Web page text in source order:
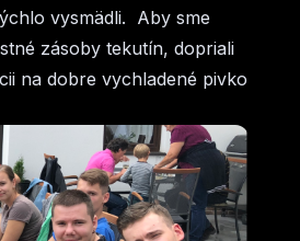
vysmädli. Aby sme
zásoby tekutín, dopriali
na dobre vychladené pivko